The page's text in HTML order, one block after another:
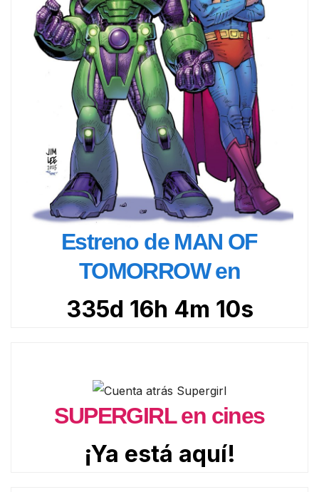
Estreno de MAN OF
TOMORROW en
335d 16h 4m 9s
SUPERGIRL en cines
¡Ya está aquí!